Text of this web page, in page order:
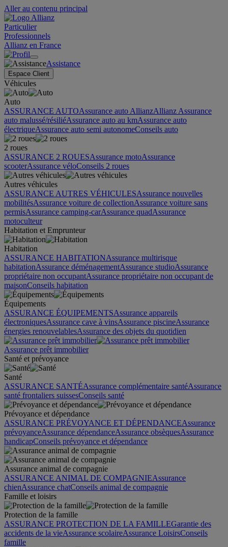
Aller au contenu principal
Particulier
Professionnels
Allianz en France
Assistance
Espace Client
Véhicules
Auto
ASSURANCE AUTOAssurance auto AllianzAllianz Assurance
auto malussé/résiliéAssurance auto au kmAssurance auto
électriqueAssurance auto semi autonomeConseils auto
2 roues
ASSURANCE 2 ROUESAssurance motoAssurance
scooterAssurance véloConseils 2 roues
Autres véhicules
ASSURANCE AUTRES VÉHICULESAssurance nouvelles
mobilitésAssurance voiture de collectionAssurance voiture sans
permisAssurance camping-carAssurance quadAssurance
motoculteur
Habitation et Emprunteur
Habitation
ASSURANCE HABITATIONAssurance multirisque
habitationAssurance déménagementAssurance studioAssurance
propriétaire non occupantAssurance propriétaire non occupant de
maisonConseils habitation
Équipements
ASSURANCE ÉQUIPEMENTSAssurance appareils
électroniquesAssurance cave à vinsAssurance piscineAssurance
énergies renouvelablesAssurance des objets du quotidien
Assurance prêt immobilier
Santé et prévoyance
Santé
ASSURANCE SANTÉAssurance complémentaire santéAssurance
santé frontaliers suissesConseils santé
Prévoyance et dépendance
ASSURANCE PRÉVOYANCE ET DÉPENDANCEAssurance
prévoyanceAssurance dépendanceAssurance obsèquesAssurance
handicapConseils prévoyance et dépendance
Assurance animal de compagnie
ASSURANCE ANIMAL DE COMPAGNIEAssurance
chienAssurance chatConseils animal de compagnie
Famille et loisirs
Protection de la famille
ASSURANCE PROTECTION DE LA FAMILLEGarantie des
accidents de la vieAssurance scolaireAssurance LoisirsConseils
famille